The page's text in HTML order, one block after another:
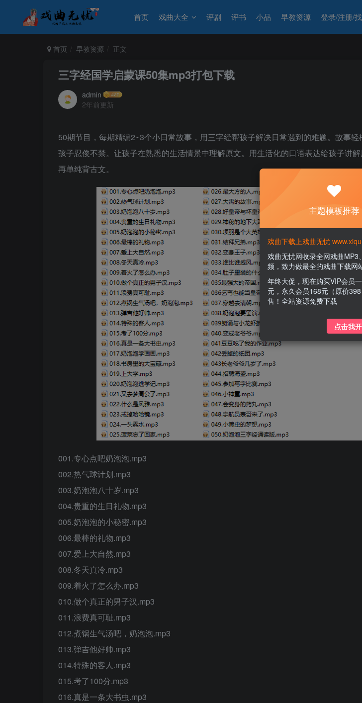
首页 戏曲大全 评剧 评书 小品 早教资源 登录/注册/
首页 早教资源 正文
三字经国学启蒙课50集mp3打包下载
admin
2年前更新
50期节目，每期精编2~3个小日常故事，用三字经帮孩子解决日常遇到的难题。故事
孩子忍俊不禁。让孩子在熟悉的生活情景中理解原文。用生活化的口语表达给孩子讲
再单纯背古文。
001.专心点吧奶泡泡.mp3
002.热气球计划.mp3
003.奶泡泡八十岁.mp3
004.贵重的生日礼物.mp3
005.奶泡泡的小秘密.mp3
006.最棒的礼物.mp3
007.爱上大自然.mp3
008.冬天真冷.mp3
009.着火了怎么办.mp3
010.做个真正的男子汉.mp3
011.浪费真可耻.mp3
012.煮锅生气汤吧，奶泡泡.mp3
013.弹吉他好帅.mp3
014.特殊的客人.mp3
015.考了100分.mp3
016.真是一条大书虫.mp3
主题模板推荐
戏曲下载上戏曲无忧
戏曲无忧网收录全网戏曲MP3
频，致力做最全的戏曲下载网
年终大促，现在购买VIP会员
元，永久会员168元（原价
售！全站资源免费下载
点击我